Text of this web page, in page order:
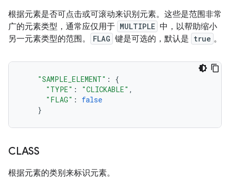
根据元素是否可点击或可滚动来识别元素。这些是范围非常
广的元素类型，通常应仅用于 MULTIPLE 中，以帮助缩小
另一元素类型的范围。
FLAG 键是可选的，默认是 true 。
"SAMPLE_ELEMENT" :
{
"TYPE" : "CLICKABLE" ,
"FLAG" :
false
}
CLASS
根据元素的类别来标识元素。